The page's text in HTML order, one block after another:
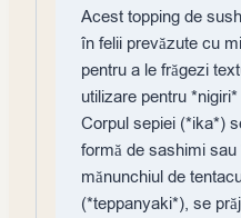
Acest topping de
în felii prevăzute cu
pentru a le frăgezi
utilizare pentru
Corpul sepiei (*ika*)
formă de sashimi
mănunchiul de
(*teppanyaki*), se